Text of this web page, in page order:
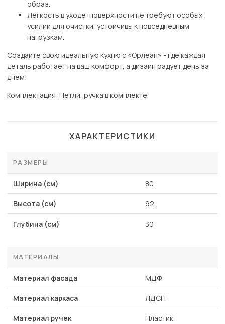
образ.
Лёгкость в уходе: поверхности не требуют особых
усилий для очистки, устойчивы к повседневным
нагрузкам.
Создайте свою идеальную кухню с «Орлеан» - где каждая
деталь работает на ваш комфорт, а дизайн радует день за
днём!
Комплектация: Петли, ручка в комплекте.
ХАРАКТЕРИСТИКИ
РАЗМЕРЫ
Ширина (см) 80
Высота (см) 92
Глубина (см) 30
МАТЕРИАЛЫ
Материал фасада МДФ
Материал каркаса ЛДСП
Материал ручек Пластик